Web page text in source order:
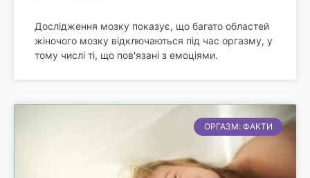
Дослідження мозку показує, що багато областей
жіночого мозку відключаються під час оргазму, у
тому числі ті, що пов'язані з емоціями.
ОРГАЗМ: ФАКТИ